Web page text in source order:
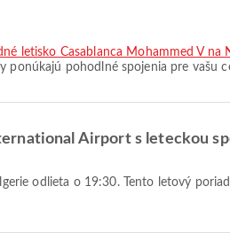
letisko Casablanca Mohammed V na
pohodlné spojenia pre vašu
Airport s leteckou